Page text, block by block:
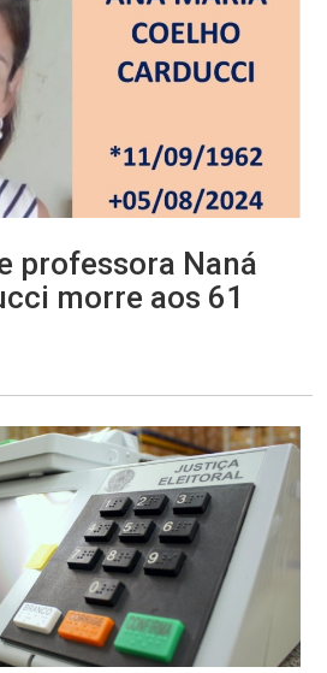
professora Naná
morre aos 61